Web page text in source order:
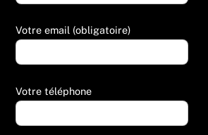
Votre email (obligatoire)
Votre téléphone